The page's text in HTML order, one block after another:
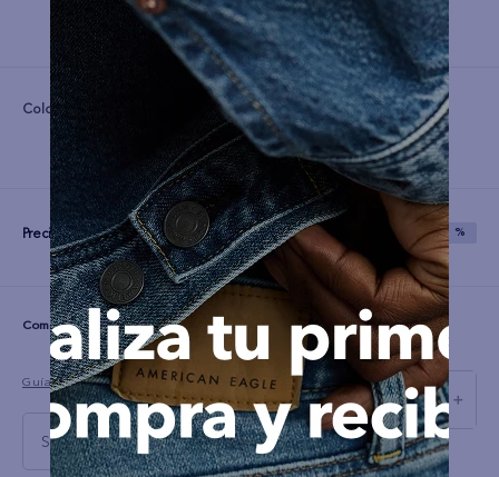
Color:
Precio: S/ 51 S/ 129 SAVE 60 %
☆☆☆☆☆ (0 comentarios)
Guía de tallas
S
＋
－